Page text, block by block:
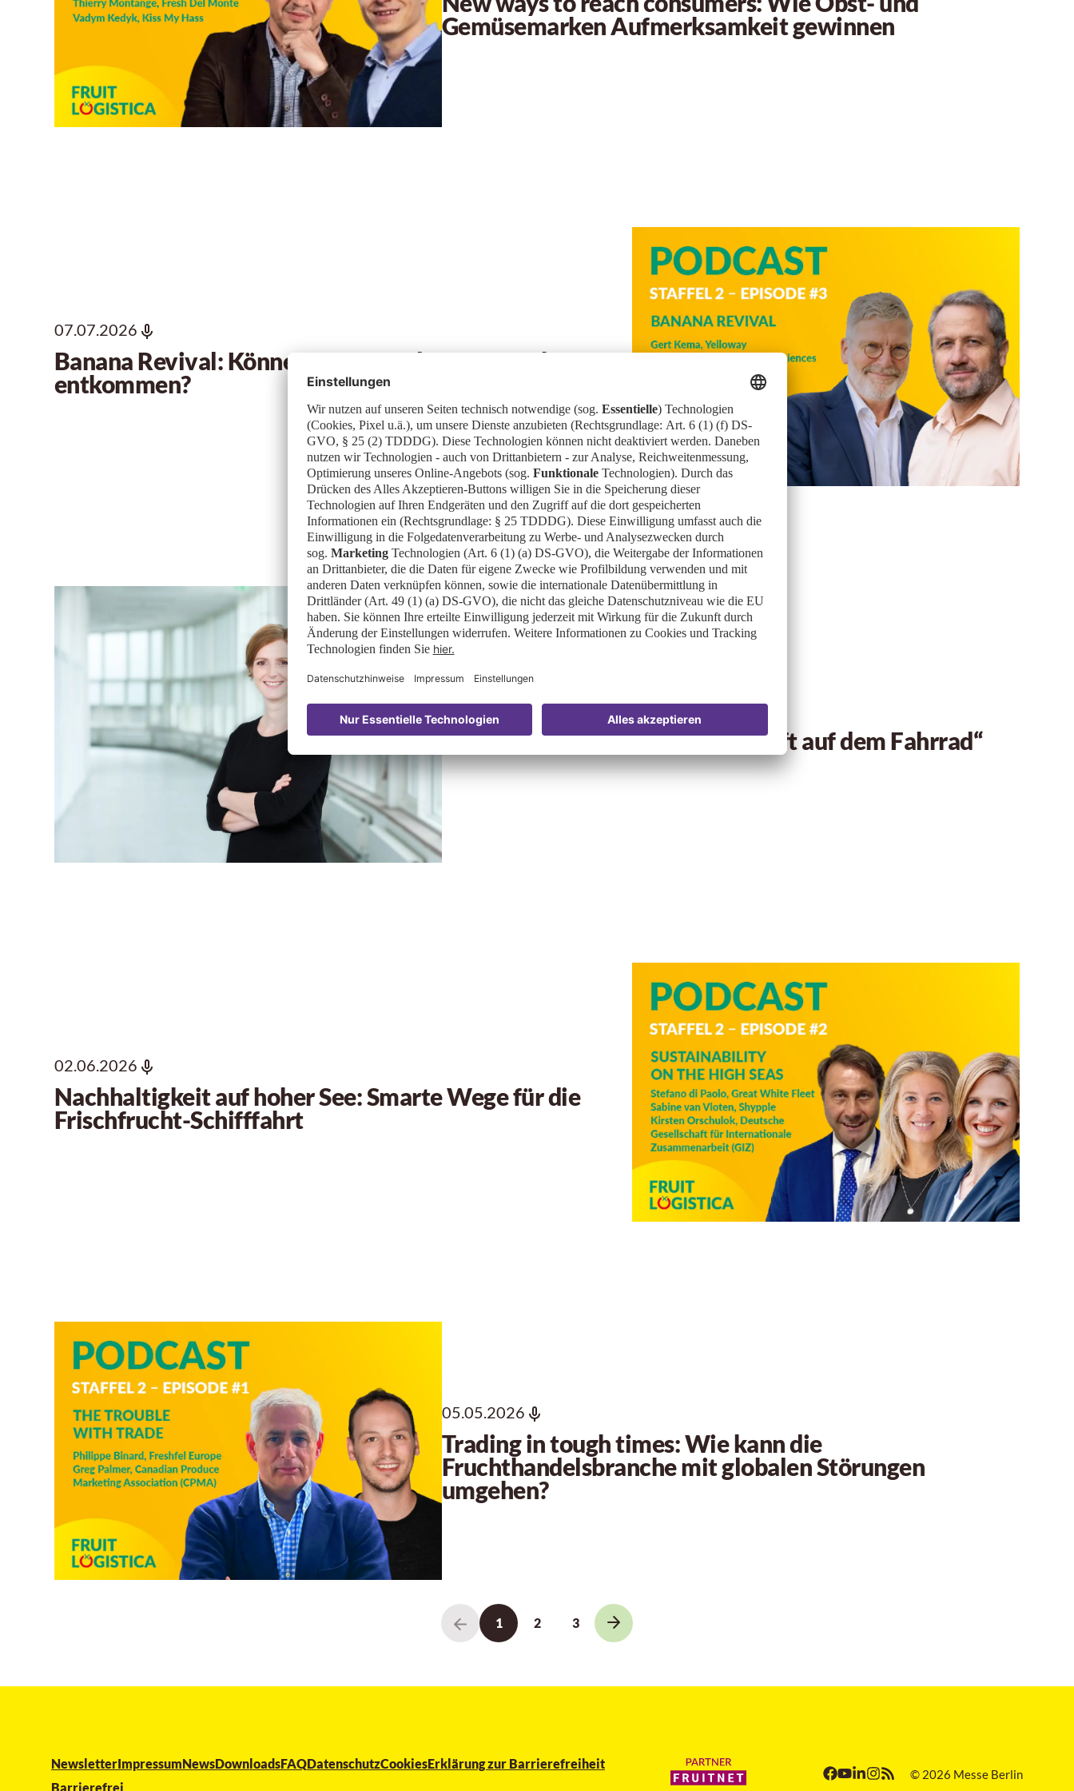
Gemüsemarken Aufmerksamkeit gewinnen
07.07.2026
Banana Revival: Können Bananen dem Aussterben
entkommen?
11.06.2026
„Die besten Ideen kommen mir oft auf dem Fahrrad“
02.06.2026
Nachhaltigkeit auf hoher See: Smarte Wege für die
Frischfrucht-Schifffahrt
05.05.2026
Trading in tough times: Wie kann die
Fruchthandelsbranche mit globalen Störungen
umgehen?
1 2 3
NewsletterImpressumNewsDownloadsFAQDatenschutzCookiesErklärung zur Barrierefreiheit
Barrierefrei
© 2026 Messe Berlin